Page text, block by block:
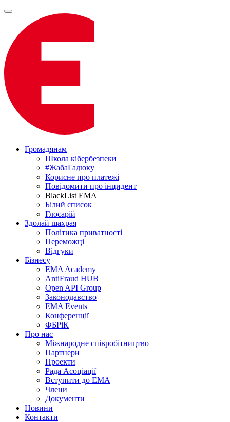
Громадянам
Школа кібербезпеки
#ЖабаГадюку
Корисне про платежі
Повідомити про інцидент
BlackList EMA
Білий список
Глосарій
Здолай шахрая
Політика приватності
Переможцi
Відгуки
Бізнесу
EMA Academy
AntiFraud HUB
Open API Group
Законодавство
EMA Events
Конференції
ФБРіК
Про нас
Міжнародне співробітництво
Партнери
Проекти
Рада Асоціації
Вступити до ЕМА
Члени
Документи
Новини
Контакти